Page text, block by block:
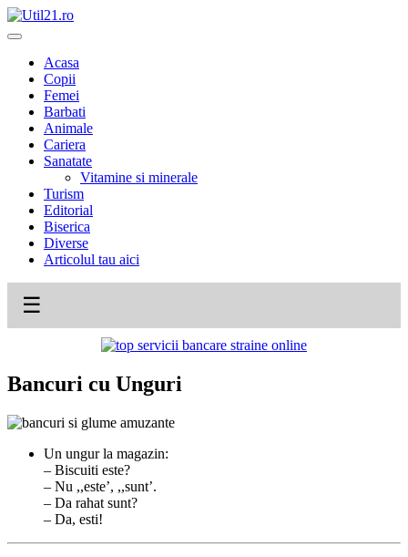
Skip
to
Acasa
Copii
Femei
Barbati
Animale
Cariera
Sanatate
Vitamine si minerale
Turism
Editorial
Biserica
Diverse
Articolul tau aici
☰
Bancuri cu Unguri
Un ungur la magazin:
– Biscuiti este?
– Nu ,,este’, ,,sunt’.
– Da rahat sunt?
– Da, esti!